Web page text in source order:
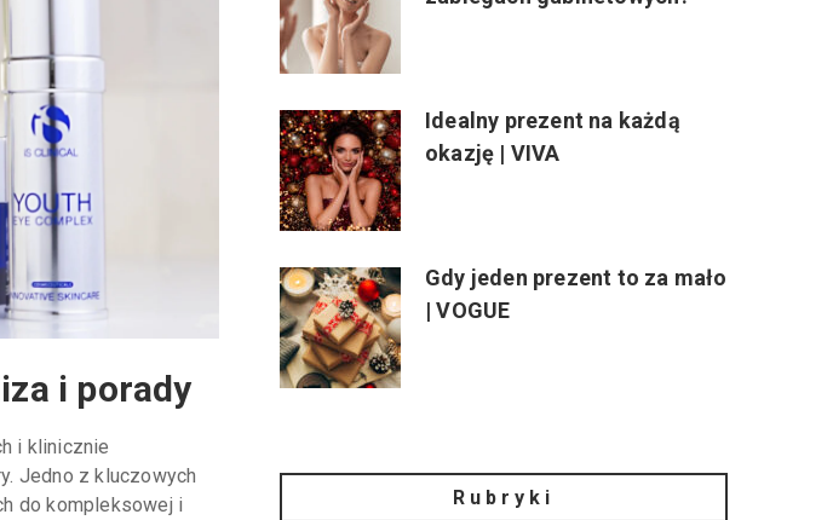
i porady
i klinicznie
Jedno z kluczowych
do kompleksowej i
Idealny prezent na każdą
okazję | VIVA
Gdy jeden prezent to za mało
| VOGUE
Rubryki